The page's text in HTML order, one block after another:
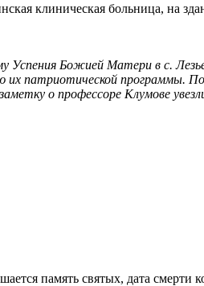
клиническая больница, на
Успения Божией Матери в с.
их патриотической программы.
о профессоре Клумове
память святых, дата смерти